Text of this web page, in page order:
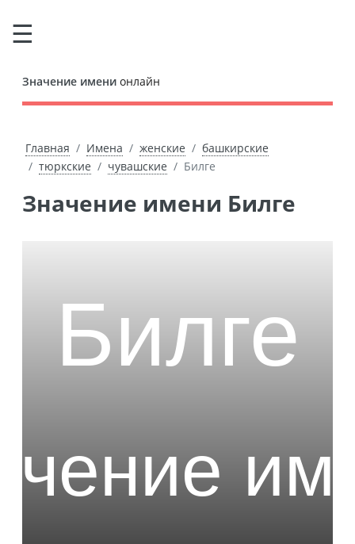
Значение имени онлайн
Главная Имена женские
башкирские
тюркские
чувашские Билге
Значение имени Билге